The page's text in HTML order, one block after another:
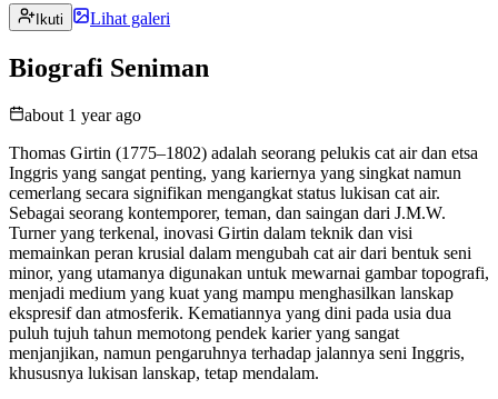
Ikuti Lihat galeri
Biografi Seniman
about 1 year ago
Thomas Girtin (1775–1802) adalah seorang pelukis cat air dan etsa
Inggris yang sangat penting, yang kariernya yang singkat namun
cemerlang secara signifikan mengangkat status lukisan cat air.
Sebagai seorang kontemporer, teman, dan saingan dari J.M.W.
Turner yang terkenal, inovasi Girtin dalam teknik dan visi
memainkan peran krusial dalam mengubah cat air dari bentuk seni
minor, yang utamanya digunakan untuk mewarnai gambar topografi,
menjadi medium yang kuat yang mampu menghasilkan lanskap
ekspresif dan atmosferik. Kematiannya yang dini pada usia dua
puluh tujuh tahun memotong pendek karier yang sangat
menjanjikan, namun pengaruhnya terhadap jalannya seni Inggris,
khususnya lukisan lanskap, tetap mendalam.